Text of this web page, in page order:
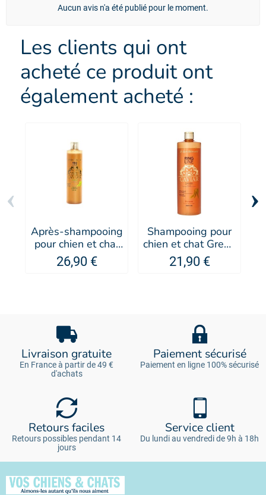
Aucun avis n'a été publié pour le moment.
Les clients qui ont
acheté ce produit ont
également acheté :
Après-shampooing
pour chien et chat
Green Caviar - IV
SAN BERNARD
26,90 €
Shampooing pour
chien et chat Green
Caviar - IV SAN
BERNARD
21,90 €
‹ ›
Livraison gratuite
En France à partir de 49 €
d'achats
Paiement sécurisé
Paiement en ligne 100% sécurisé
Retours faciles
Retours possibles pendant 14
jours
Service client
Du lundi au vendredi de 9h à 18h